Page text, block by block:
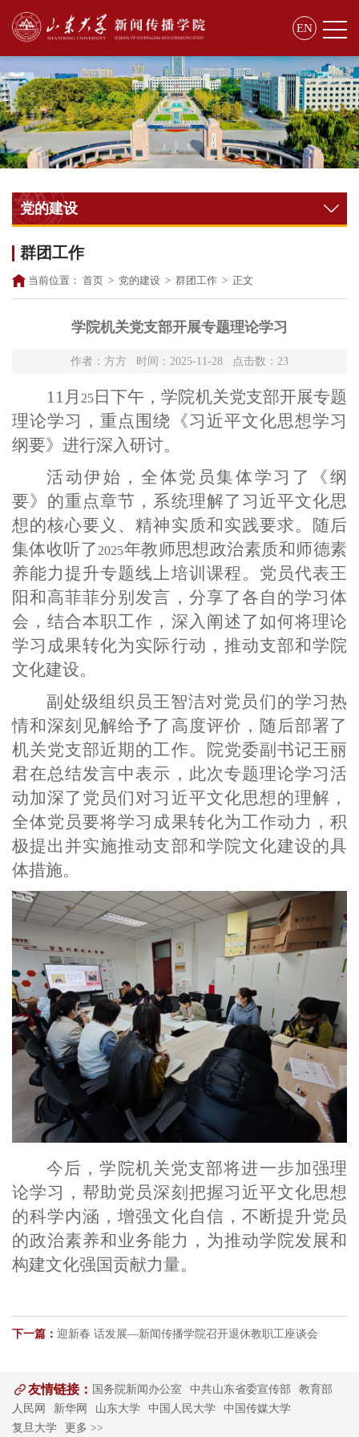
EN
党的建设
群团工作
当前位置： 首页 > 党的建设 > 群团工作 > 正文
学院机关党支部开展专题理论学习
作者：方方 时间：2025-11-28 点击数： 23
11 月25 日下午，学院机关党支部开展专题
理论学习，重点围绕《习近平文化思想学习
纲要》进行深入研讨。
活动伊始，全体党员集体学习了《纲
要》的重点章节，系统理解了习近平文化思
想的核心要义、精神实质和实践要求。随后
集体收听了2025年教师思想政治素质和师德素
养能力提升专题线上培训课程。党员代表王
阳和高菲菲分别发言，分享了各自的学习体
会，结合本职工作，深入阐述了如何将理论
学习成果转化为实际行动，推动支部和学院
文化建设。
副处级组织员王智洁对党员们的学习热
情和深刻见解给予了高度评价，随后部署了
机关党支部近期的工作。院党委副书记王丽
君在总结发言中表示，此次专题理论学习活
动加深了党员们对习近平文化思想的理解，
全体党员要将学习成果转化为工作动力，积
极提出并实施推动支部和学院文化建设的具
体措施。
今后，学院机关党支部将进一步加强理
论学习，帮助党员深刻把握习近平文化思想
的科学内涵，增强文化自信，不断提升党员
的政治素养和业务能力，为推动学院发展和
构建文化强国贡献力量。
下一篇： 迎新春 话发展—新闻传播学院召开退休教职工座谈会
友情链接： 国务院新闻办公室 中共山东省委宣传部
教育部
人民网
新华网 山东大学 中国人民大学
中国传媒大学
复旦大学
更多 >>